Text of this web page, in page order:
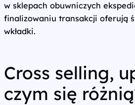
w sklepach obuwniczych
finalizowaniu transakcji oferują
wkładki.
Cross selling,
czym się